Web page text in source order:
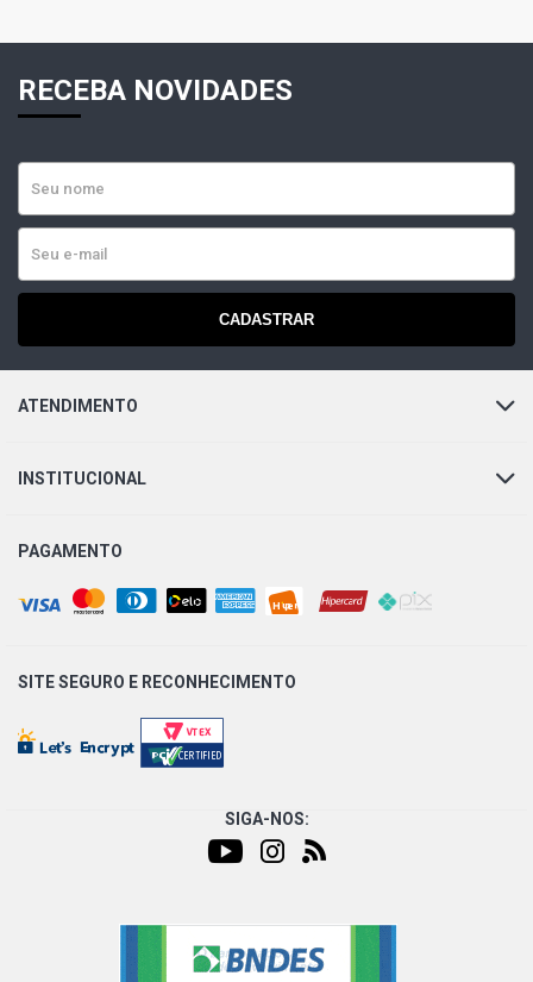
RECEBA NOVIDADES
CADASTRAR
ATENDIMENTO
INSTITUCIONAL
PAGAMENTO
SITE SEGURO E RECONHECIMENTO
SIGA-NOS: